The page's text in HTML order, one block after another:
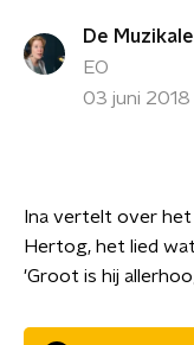
De
EO
03 juni
Ina vertelt over het
Hertog, het lied
'Groot is hij